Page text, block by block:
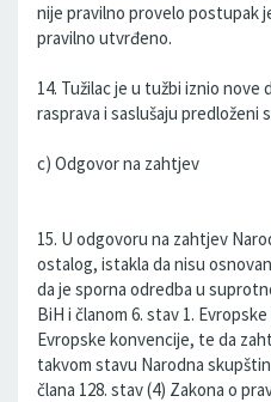
nije pravilno provelo postupak
pravilno utvrđeno.
14. Tužilac je u tužbi iznio
rasprava i saslušaju predloženi
c) Odgovor na zahtjev
15. U odgovoru na zahtjev
ostalog, istakla da nisu
da je sporna odredba u
BiH i članom 6. stav 1.
Evropske konvencije, te da
takvom stavu Narodna
člana 128. stav (4) Zakona o